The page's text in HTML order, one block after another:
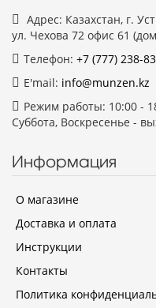
Адрес: Казахстан, г.
ул. Чехова 72 офис 61
Телефон: +7 (777) 238-
E'mail: info@munzen.kz
Режим работы: 10:00 -
Суббота, Воскресенье -
Информация
О магазине
Доставка и оплата
Инструкции
Контакты
Политика